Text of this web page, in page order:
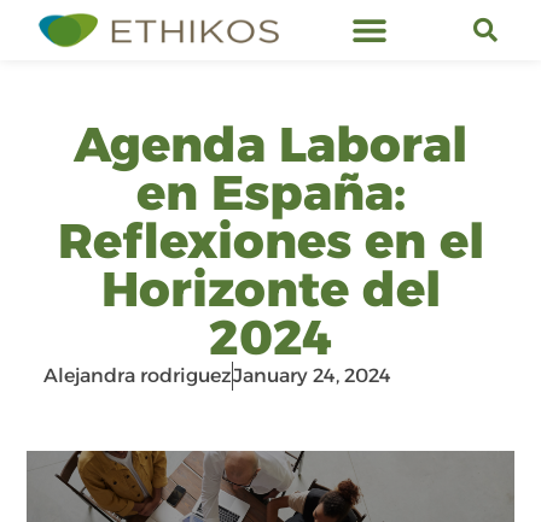
Agenda Laboral
en España:
Reflexiones en el
Horizonte del
2024
Alejandra rodriguezJanuary 24, 2024